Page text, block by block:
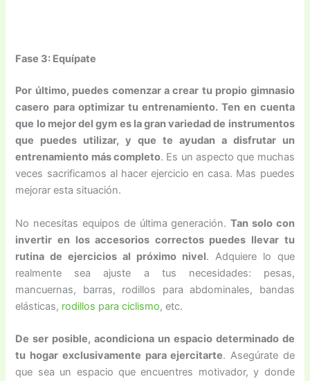
Fase 3: Equípate
Por último, puedes comenzar a crear tu propio gimnasio
casero para optimizar tu entrenamiento. Ten en cuenta
que lo mejor del gym es la gran variedad de instrumentos
que puedes utilizar, y que te ayudan a disfrutar un
entrenamiento más completo. Es un aspecto que muchas
veces sacrificamos al hacer ejercicio en casa. Mas puedes
mejorar esta situación.
No necesitas equipos de última generación.Tan solo con
invertir en los accesorios correctos puedes llevar tu
rutina de ejercicios al próximo nivel. Adquiere lo que
realmente sea ajuste a tus necesidades: pesas,
mancuernas, barras, rodillos para abdominales, bandas
elásticas, rodillos para ciclismo, etc.
De ser posible, acondiciona un espacio determinado de
tu hogar exclusivamente para ejercitarte. Asegúrate de
que sea un espacio que encuentres motivador, y donde